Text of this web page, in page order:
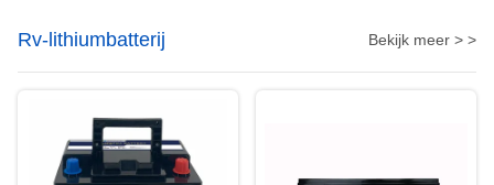
Rv-lithiumbatterij Bekijk meer > >